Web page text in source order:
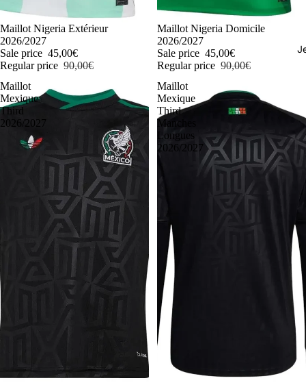
-50%
Maillot Nigeria Extérieur
2026/2027
Sale price 45,00€
Regular price 90,00€
-50%
Maillot Nigeria Domicile
2026/2027
Sale price 45,00€
Regular price 90,00€
Maillot
Mexique
Third
2026/2027
Maillot
Mexique
Third
Manches
Longues
2026/2027